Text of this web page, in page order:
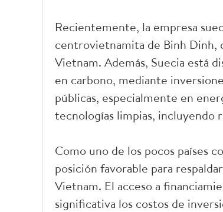
Recientemente, la empresa
centrovietnamita de Binh
Vietnam. Además, Suecia está
en carbono, mediante
públicas, especialmente en
tecnologías limpias, incluyendo
Como uno de los pocos países
posición favorable para
Vietnam. El acceso a
significativa los costos de